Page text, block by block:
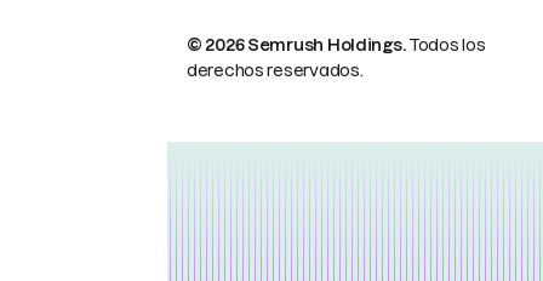
© 2026 Semrush Holdings.Todos los
derechos reservados.